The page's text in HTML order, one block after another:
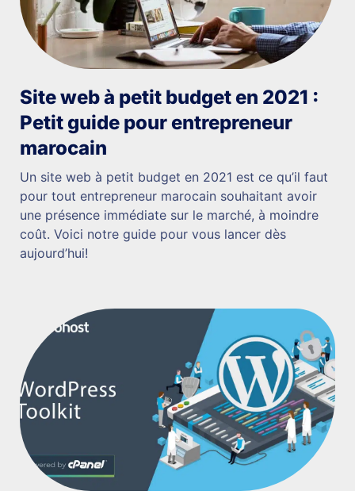
Site web à petit budget en 2021 :
Petit guide pour entrepreneur
marocain
Un site web à petit budget en 2021 est ce qu’il faut
pour tout entrepreneur marocain souhaitant avoir
une présence immédiate sur le marché, à moindre
coût. Voici notre guide pour vous lancer dès
aujourd’hui!